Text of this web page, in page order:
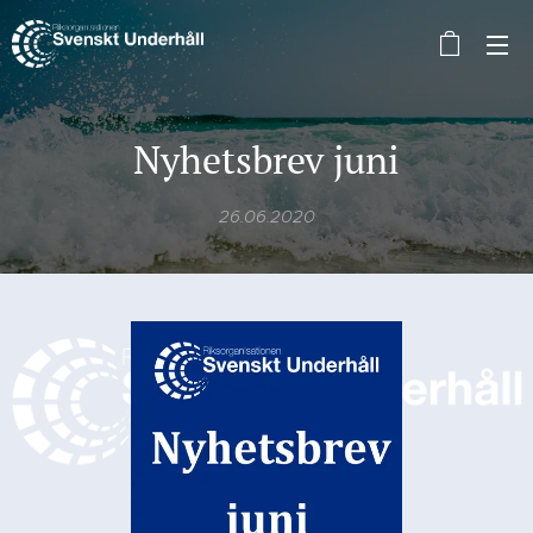
Nyhetsbrev juni
26.06.2020